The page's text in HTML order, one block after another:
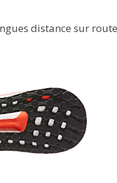
distance sur